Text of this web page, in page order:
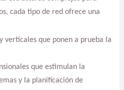
cada tipo de red ofrece una
verticales que ponen a prueba la
que estimulan la
y la planificación de